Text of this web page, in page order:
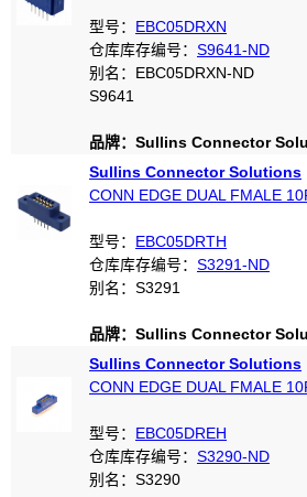
型号： EBC05DRXN
仓库库存编号： S9641-ND
别名：EBC05DRXN-ND
S9641
品牌：Sullins Connector
Sullins Connector Solutions
CONN EDGE DUAL FMALE
型号： EBC05DRTH
仓库库存编号： S3291-ND
别名：S3291
品牌：Sullins Connector
Sullins Connector Solutions
CONN EDGE DUAL FMALE
型号： EBC05DREH
仓库库存编号： S3290-ND
别名：S3290